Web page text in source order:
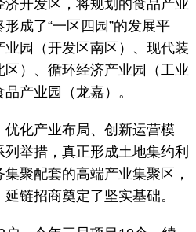
开发区，将规划的食品产业
成了“一区四园”的发展平
园（开发区南区）、现代装
）、循环经济产业园（工业
产业园（龙嘉）。
化产业布局、创新运营模
举措，真正形成土地集约利
聚配套的高端产业集聚区，
链招商奠定了坚实基础。